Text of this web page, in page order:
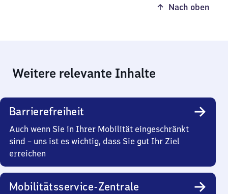
Nach oben
Weitere relevante Inhalte
Barrierefreiheit
Auch wenn Sie in Ihrer Mobilität eingeschränkt
sind – uns ist es wichtig, dass Sie gut Ihr Ziel
erreichen
Mobilitätsservice-Zentrale